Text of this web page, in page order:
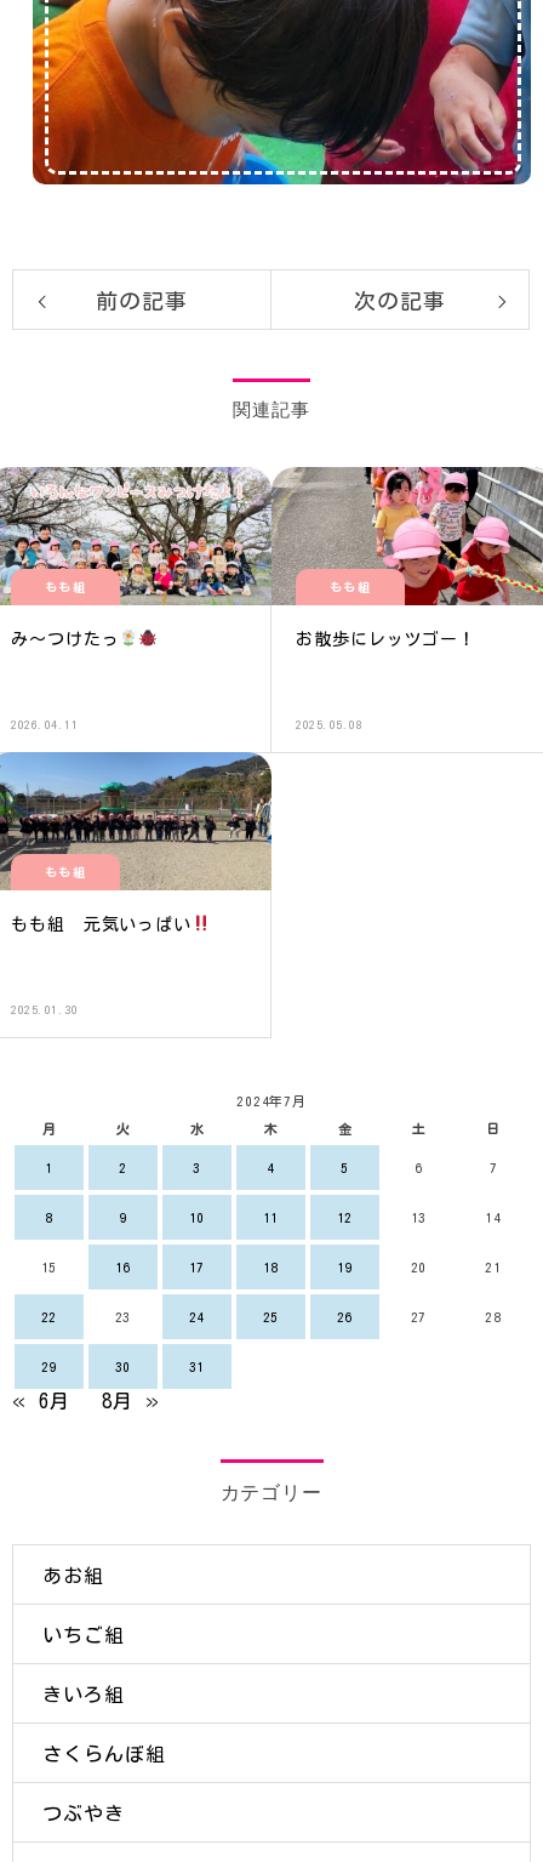
前の記事 次の記事
関連記事
もも組
み〜つけたっ
2026.04.11
もも組
お散歩にレッツゴー！
2025.05.08
もも組
もも組 元気いっぱい
2025.01.30
2024年7月
月 火 水 木 金 土 日
1 2 3 4 5 6 7
8 9 10 11 12 13 14
15 16 17 18 19 20 21
22 23 24 25 26 27 28
29 30 31
« 6月 8月 »
カテゴリー
あお組
いちご組
きいろ組
さくらんぼ組
つぶやき